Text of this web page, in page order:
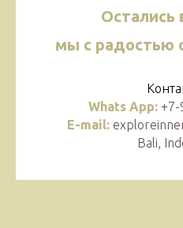
Остались
мы с радостью
Whats App: +7-
E-mail:
Bali,